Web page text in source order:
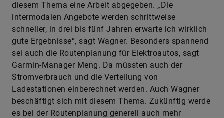
diesem Thema eine Arbeit abgegeben. „Die
intermodalen Angebote werden schrittweise
schneller, in drei bis fünf Jahren erwarte ich wirklich
gute Ergebnisse“, sagt Wagner. Besonders spannend
sei auch die Routenplanung für Elektroautos, sagt
Garmin-Manager Meng. Da müssten auch der
Stromverbrauch und die Verteilung von
Ladestationen einberechnet werden. Auch Wagner
beschäftigt sich mit diesem Thema. Zukünftig werde
es bei der Routenplanung generell auch mehr